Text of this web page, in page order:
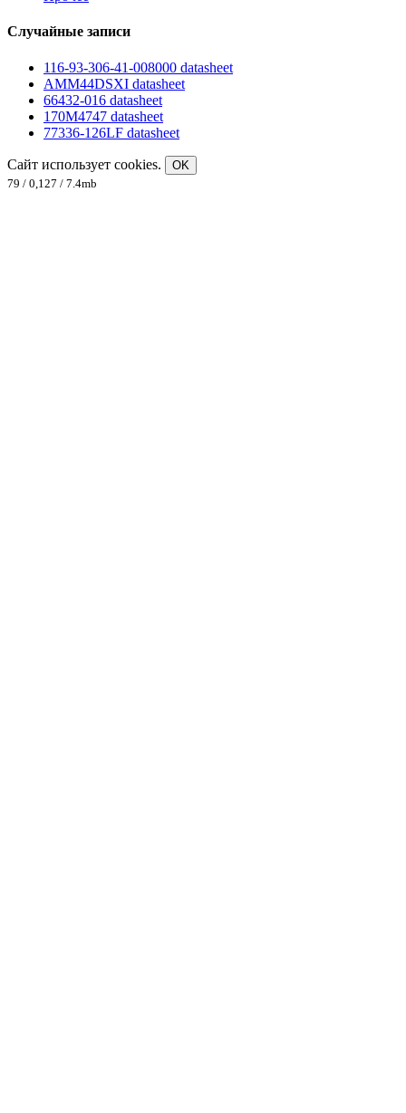
Случайные записи
116-93-306-41-008000 datasheet
AMM44DSXI datasheet
66432-016 datasheet
170M4747 datasheet
77336-126LF datasheet
Сайт использует cookies.
OK
79 / 0,127 / 7.4mb